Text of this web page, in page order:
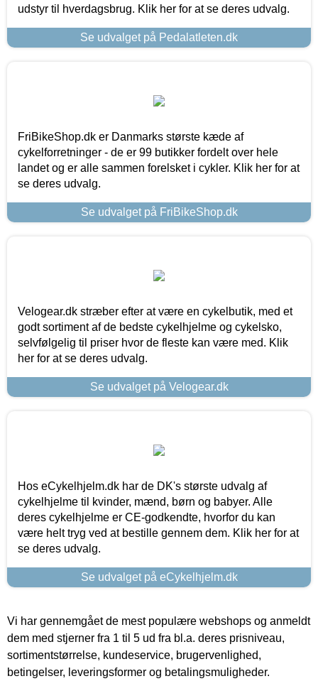
udstyr til hverdagsbrug. Klik her for at se deres udvalg.
Se udvalget på Pedalatleten.dk
FriBikeShop.dk er Danmarks største kæde af
cykelforretninger - de er 99 butikker fordelt over hele
landet og er alle sammen forelsket i cykler. Klik her for at
se deres udvalg.
Se udvalget på FriBikeShop.dk
Velogear.dk stræber efter at være en cykelbutik, med et
godt sortiment af de bedste cykelhjelme og cykelsko,
selvfølgelig til priser hvor de fleste kan være med. Klik
her for at se deres udvalg.
Se udvalget på Velogear.dk
Hos eCykelhjelm.dk har de DK's største udvalg af
cykelhjelme til kvinder, mænd, børn og babyer. Alle
deres cykelhjelme er CE-godkendte, hvorfor du kan
være helt tryg ved at bestille gennem dem. Klik her for at
se deres udvalg.
Se udvalget på eCykelhjelm.dk
Vi har gennemgået de mest populære webshops og anmeldt
dem med stjerner fra 1 til 5 ud fra bl.a. deres prisniveau,
sortimentstørrelse, kundeservice, brugervenlighed,
betingelser, leveringsformer og betalingsmuligheder.